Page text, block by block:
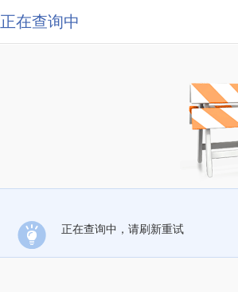
正在查询中
正在查询中，请刷新重试